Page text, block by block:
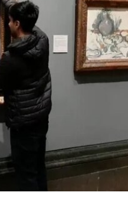
于意大利佛罗伦萨的一
西斯领导人贝尼托·墨索
始剥夺意大利犹太人的
国，最终定居洛杉
的里德学院（Reed
，并与当时的伴侣、观
Morris）搬到旧金
普林-拉思罗普学校
和马林舞蹈工作室